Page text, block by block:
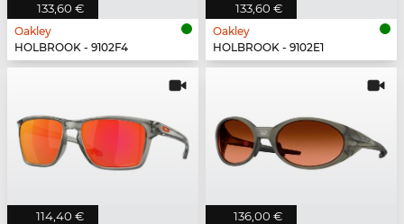
133,60 €
Oakley
HOLBROOK - 9102F4
133,60 €
Oakley
HOLBROOK - 9102E1
114,40 € 136,00 €